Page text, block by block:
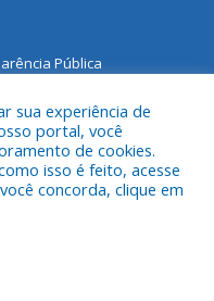
Pública
Municipal de Santarém
sua experiência de
portal, você
de cookies.
isso é feito, acesse
concorda, clique em